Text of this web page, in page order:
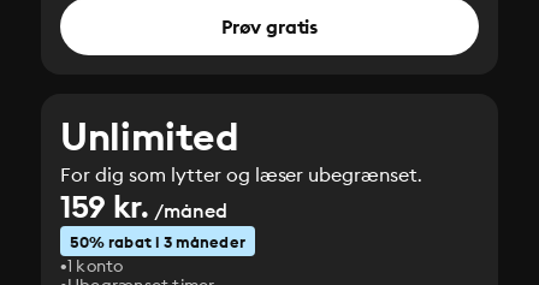
Prøv gratis
Unlimited
For dig som lytter og læser ubegrænset.
159 kr. /måned
50% rabat i 3 måneder
1 konto